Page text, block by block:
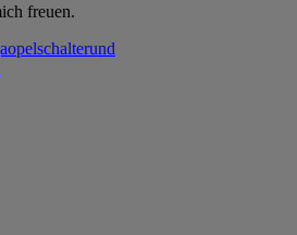
freuen.
opelschalterund